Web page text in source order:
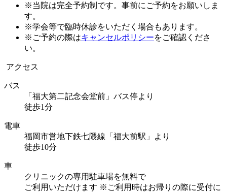
※当院は完全予約制です。事前にご予約をお願いしま
す。
※学会等で臨時休診をいただく場合もあります。
※ご予約の際はキャンセルポリシーをご確認くださ
い。
アクセス
バス
「福大第二記念会堂前」バス停より
徒歩1分
電車
福岡市営地下鉄七隈線「福大前駅」より
徒歩10分
車
クリニックの専用駐車場を無料で
ご利用いただけます ※ご利用時はお帰りの際に受付に